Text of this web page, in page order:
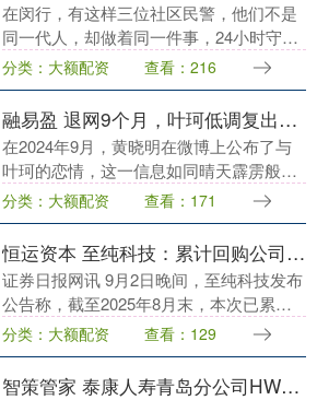
在闵行，有这样三位社区民警，他们不是
同一代人，却做着同一件事，24小时守着
社区群众的烟火气。他们中有的是企业眼
里的“跨国管家”，有的是超大社区的“住户
片警”，还....
分类：大额配资 查看：216
融易盈 退网9个月，叶珂低调复出，实力回归引关注_黄晓明_直播_网友
在2024年9月，黄晓明在微博上公布了与
叶珂的恋情，这一信息如同晴天霹雳般震
惊了众人。毕竟，黄晓明的前妻
Angelababy是一位家喻户晓的女神，而叶
珂则是一位....
分类：大额配资 查看：171
恒运资本 至纯科技：累计回购公司股份3202480股
证券日报网讯 9月2日晚间，至纯科技发布
公告称，截至2025年8月末，本次已累计
回购股份3，202，480股，占公司总股本
的比例为0.83%，购买的最高价为25....
分类：大额配资 查看：129
智策管家 泰康人寿青岛分公司HWP合伙人黄丽：破局·成长·共赢，在泰康的价值升维之路